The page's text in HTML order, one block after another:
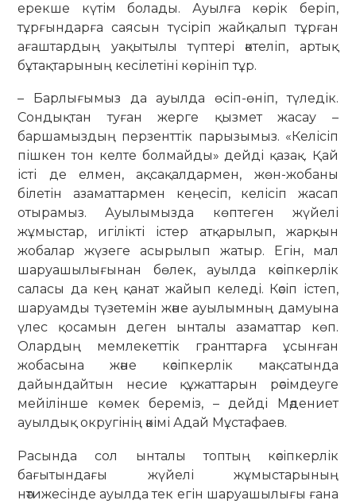
ерекше күтім болады. Ауылға көрік беріп,
тұрғындарға саясын түсіріп жайқалып тұрған
ағаштардың уақытылы түптері әктеліп, артық
бұтақтарының кесілетіні көрініп тұр.
– Барлығымыз да ауылда өсіп-өніп, түледік.
Сондықтан туған жерге қызмет жасау –
баршамыздың перзенттік парызымыз. «Келісіп
пішкен тон келте болмайды» дейді қазақ. Қай
істі де елмен, ақсақалдармен, жөн-жобаны
білетін азаматтармен кеңесіп, келісіп жасап
отырамыз. Ауылымызда көптеген жүйелі
жұмыстар, игілікті істер атқарылып, жарқын
жобалар жүзеге асырылып жатыр. Егін, мал
шаруашылығынан бөлек, ауылда кәсіпкерлік
саласы да кең қанат жайып келеді. Кәсіп істеп,
шаруамды түзетемін және ауылымның дамуына
үлес қосамын деген ынталы азаматтар көп.
Олардың мемлекеттік гранттарға ұсынған
жобасына және кәсіпкерлік мақсатында
дайындайтын несие құжаттарын рәсімдеуге
мейілінше көмек береміз, – дейді Мәдениет
ауылдық округінің әкімі Адай Мұстафаев.
Расында сол ынталы топтың кәсіпкерлік
бағытындағы жүйелі жұмыстарының
нәтижесінде ауылда тек егін шаруашылығы ғана